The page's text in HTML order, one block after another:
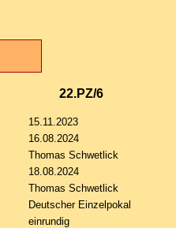
22.PZ/6
15.11.2023
16.08.2024
Thomas Schwetlick
18.08.2024
Thomas Schwetlick
Deutscher Einzelpokal
einrundig